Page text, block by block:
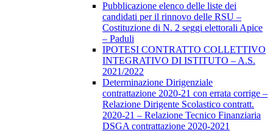
Pubblicazione elenco delle liste dei
candidati per il rinnovo delle RSU –
Costituzione di N. 2 seggi elettorali Apice
– Paduli
IPOTESI CONTRATTO COLLETTIVO
INTEGRATIVO DI ISTITUTO – A.S.
2021/2022
Determinazione Dirigenziale
contrattazione 2020-21 con errata corrige –
Relazione Dirigente Scolastico contratt.
2020-21 – Relazione Tecnico Finanziaria
DSGA contrattazione 2020-2021